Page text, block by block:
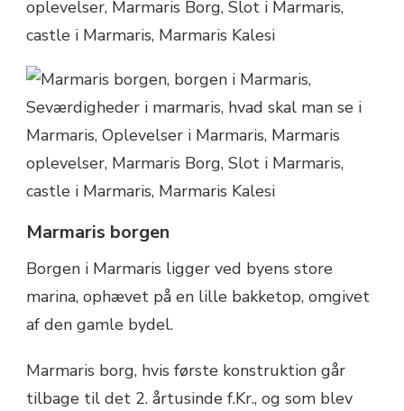
Marmaris borgen
Borgen i Marmaris ligger ved byens store
marina, ophævet på en lille bakketop, omgivet
af den gamle bydel.
Marmaris borg, hvis første konstruktion går
tilbage til det 2. årtusinde f.Kr., og som blev